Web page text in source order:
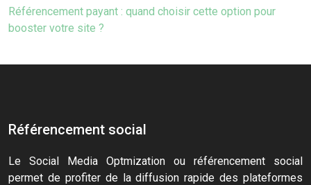
Référencement payant : quand choisir cette option pour
booster votre site ?
Référencement social
Le Social Media Optmization ou référencement social
permet de profiter de la diffusion rapide des plateformes